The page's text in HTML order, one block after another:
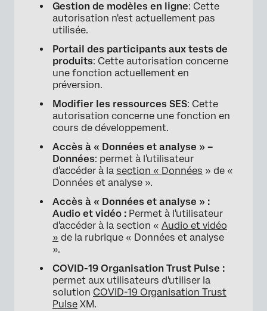
Gestion de modèles en ligne: Cette
autorisation n'est actuellement pas
utilisée.
Portail des participants aux tests de
produits: Cette autorisation concerne
une fonction actuellement en
préversion.
Modifier les ressources SES: Cette
autorisation concerne une fonction en
cours de développement.
Accès à « Données et analyse » –
Données: permet à l'utilisateur
d'accéder à la section « Données » de «
Données et analyse ».
Accès à « Données et analyse » :
Audio et vidéo : Permet à l'utilisateur
d'accéder à la section « Audio et vidéo
» de la rubrique « Données et analyse
».
COVID-19 Organisation Trust Pulse :
permet aux utilisateurs d'utiliser la
solution COVID-19 Organisation Trust
Pulse XM.